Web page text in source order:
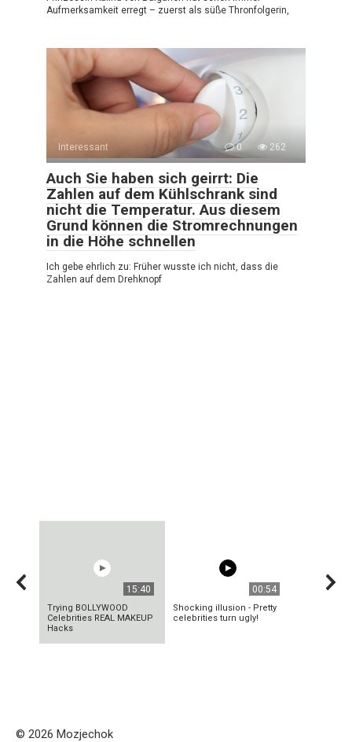
Aufmerksamkeit erregt – zuerst als süße Thronfolgerin,
Interessant 0 262
Auch Sie haben sich geirrt: Die
Zahlen auf dem Kühlschrank sind
nicht die Temperatur. Aus diesem
Grund können die Stromrechnungen
in die Höhe schnellen
Ich gebe ehrlich zu: Früher wusste ich nicht, dass die
Zahlen auf dem Drehknopf
15:40
Trying BOLLYWOOD
Celebrities REAL MAKEUP
Hacks
00:54
Shocking illusion - Pretty
celebrities turn ugly!
© 2026 Mozjechok